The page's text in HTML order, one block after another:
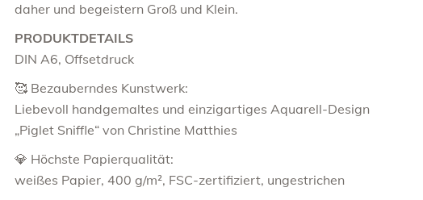
Mannheim
München
Norderney
Nürnberg
Stuttgart
Wien
daher und begeistern Groß und Klein.
PRODUKTDETAILS
DIN A6, Offsetdruck
🥰 Bezauberndes Kunstwerk:
Liebevoll handgemaltes und einzigartiges Aquarell-Design
„Piglet Sniffle“ von Christine Matthies
💎 Höchste Papierqualität:
weißes Papier, 400 g/m², FSC-zertifiziert, ungestrichen